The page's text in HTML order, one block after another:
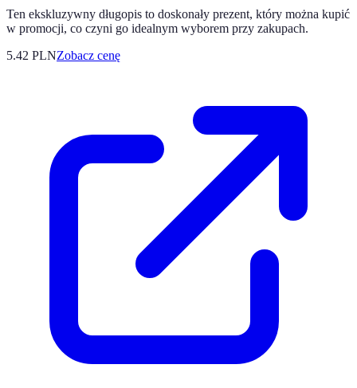
Ten ekskluzywny długopis to doskonały prezent, który można kupić
w promocji, co czyni go idealnym wyborem przy zakupach.
5.42 PLNZobacz cenę